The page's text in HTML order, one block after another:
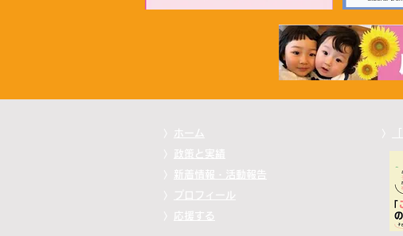
〉
ホーム
〉 政策と実績
〉 新着情報・活動報告
〉
プロフィール
〉
応援する
〉